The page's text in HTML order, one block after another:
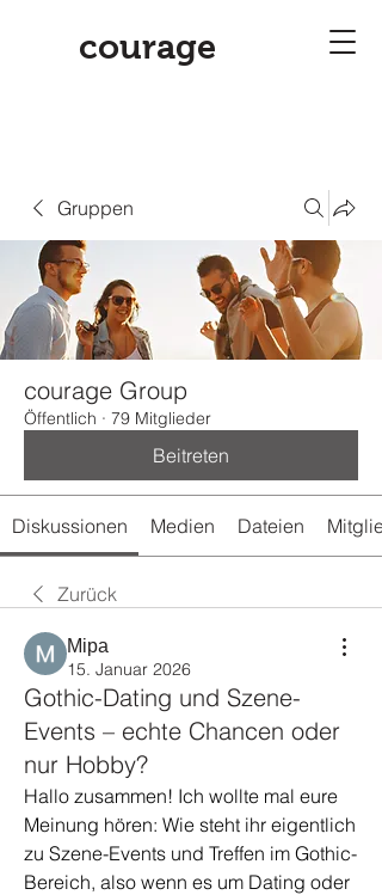
courage
Gruppen
courage Group
Öffentlich · 79 Mitglieder
Beitreten
Diskussionen Medien Dateien
Zurück
Міра
15. Januar 2026
Gothic-Dating und Szene-
Events – echte Chancen oder
nur Hobby?
Hallo zusammen! Ich wollte mal eure
Meinung hören: Wie steht ihr eigentlich
zu Szene-Events und Treffen im Gothic-
Bereich, also wenn es um Dating oder